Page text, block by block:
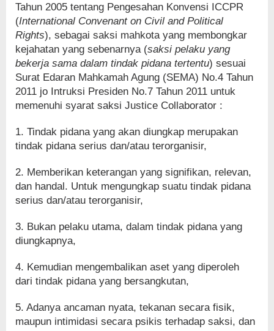
Tahun 2005 tentang Pengesahan Konvensi ICCPR
(International Convenant on Civil and Political
Rights), sebagai saksi mahkota yang membongkar
kejahatan yang sebenarnya (saksi pelaku yang
bekerja sama dalam tindak pidana tertentu) sesuai
Surat Edaran Mahkamah Agung (SEMA) No.4 Tahun
2011 jo Intruksi Presiden No.7 Tahun 2011 untuk
memenuhi syarat saksi Justice Collaborator :
1. Tindak pidana yang akan diungkap merupakan
tindak pidana serius dan/atau terorganisir,
2. Memberikan keterangan yang signifikan, relevan,
dan handal. Untuk mengungkap suatu tindak pidana
serius dan/atau terorganisir,
3. Bukan pelaku utama, dalam tindak pidana yang
diungkapnya,
4. Kemudian mengembalikan aset yang diperoleh
dari tindak pidana yang bersangkutan,
5. Adanya ancaman nyata, tekanan secara fisik,
maupun intimidasi secara psikis terhadap saksi, dan